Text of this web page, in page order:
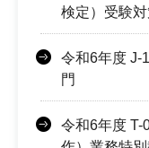
検定）受験
令和6年度 J-
門
令和6年度 T-